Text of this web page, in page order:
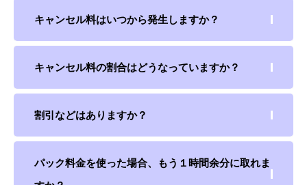
キャンセル料はいつから発生しますか？
キャンセル料の割合はどうなっていますか？
割引などはありますか？
パック料金を使った場合、もう１時間余分に取れま